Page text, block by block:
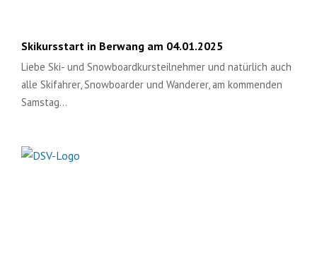
Skikursstart in Berwang am 04.01.2025
Liebe Ski- und Snowboardkursteilnehmer und natürlich auch
alle Skifahrer, Snowboarder und Wanderer, am kommenden
Samstag…